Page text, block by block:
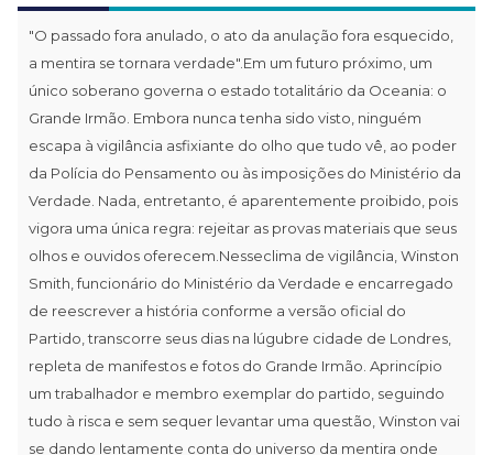
"O passado fora anulado, o ato da anulação fora esquecido,
a mentira se tornara verdade".Em um futuro próximo, um
único soberano governa o estado totalitário da Oceania: o
Grande Irmão. Embora nunca tenha sido visto, ninguém
escapa à vigilância asfixiante do olho que tudo vê, ao poder
da Polícia do Pensamento ou às imposições do Ministério da
Verdade. Nada, entretanto, é aparentemente proibido, pois
vigora uma única regra: rejeitar as provas materiais que seus
olhos e ouvidos oferecem.Nesseclima de vigilância, Winston
Smith, funcionário do Ministério da Verdade e encarregado
de reescrever a história conforme a versão oficial do
Partido, transcorre seus dias na lúgubre cidade de Londres,
repleta de manifestos e fotos do Grande Irmão. Aprincípio
um trabalhador e membro exemplar do partido, seguindo
tudo à risca e sem sequer levantar uma questão, Winston vai
se dando lentamente conta do universo da mentira onde